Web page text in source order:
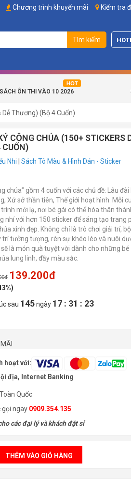
Chương trình khuyến mãi Kiểm tra
Tìm kiếm
SÁCH ÔN THI VÀO 10 2026
Thương) (Bộ 4 Cuốn)
CÔNG CHÚA (150+ STICKERS
Nhi |Sách Tô Màu & Hình Dán - Sticker
chúa” gồm 4 cuốn với các chủ đề: Lâu đài
Xứ sở thần tiên, Thế giới hoạt hình. Mỗi
mới lạ, nơi bé gái có thể hóa thân
nhí với hơn 150 sticker để sáng tạo trang
xinh đẹp. Không chỉ là trò chơi giải trí,
trí tưởng tượng, rèn sự khéo léo và nuôi
là món quà tuyệt vời dành cho những bé
lung linh, đầy màu sắc.
139.200đ
sau 145ngày 17 : 31 : 22
hoạt với:
địa, Internet Banking
Quốc
gọi ngay 0909.354.135
các đại lý và khách đặt sỉ
THÊM VÀO GIỎ HÀNG